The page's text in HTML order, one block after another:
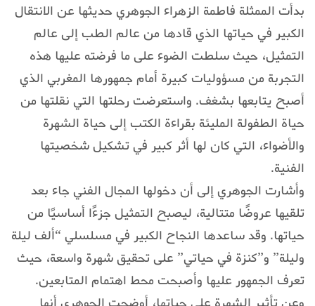
بدأت الممثلة فاطمة الزهراء الجوهري حديثها عن الانتقال
الكبير في حياتها الذي قادها من عالم الطب إلى عالم
التمثيل، حيث سلطت الضوء على ما فرضته عليها هذه
التجربة من مسؤوليات كبيرة أمام جمهورها المغربي الذي
أصبح يتابعها بشغف. واستعرضت رحلتها التي نقلتها من
حياة الطفولة المليئة بقراءة الكتب إلى حياة الشهرة
والأضواء، التي كان لها أثر كبير في تشكيل شخصيتها
الفنية.
وأشارت الجوهري إلى أن دخولها المجال الفني جاء بعد
تلقيها عروضًا متتالية، ليصبح التمثيل جزءًا أساسيًا من
حياتها. وقد ساعدها النجاح الكبير في مسلسلي “ألف ليلة
وليلة” و”كنزة في حياتي” على تحقيق شهرة واسعة، حيث
تعرف الجمهور عليها وأصبحت محط اهتمام المتابعين.